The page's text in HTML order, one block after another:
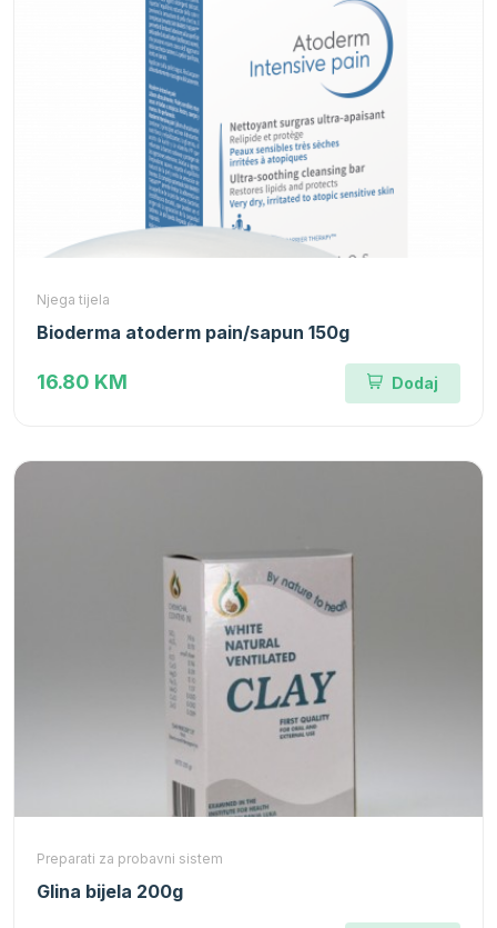
Njega tijela
Bioderma atoderm pain/sapun 150g
16.80 KM Dodaj
Preparati za probavni sistem
Glina bijela 200g